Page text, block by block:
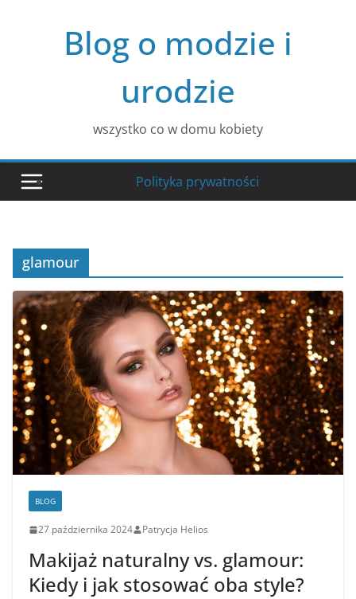
Blog o modzie i
urodzie
wszystko co w domu kobiety
Polityka prywatności
glamour
BLOG
27 października 2024 Patrycja Helios
Makijaż naturalny vs. glamour:
Kiedy i jak stosować oba style?